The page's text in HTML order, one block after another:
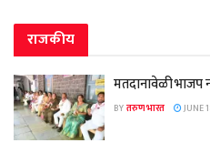
राजकीय
मतदानावेळी भाजप
BYतरुण भारत JUNE